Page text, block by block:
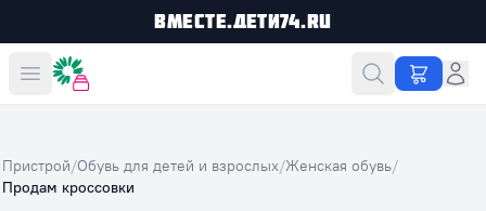
Вместе.Дети74.ru
Вместе дешевле
Пристрой/Обувь для детей и взрослых/Женская обувь/
Продам кроссовки